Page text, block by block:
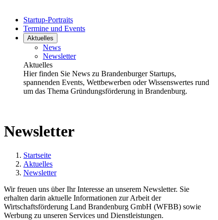
Startup-Portraits
Termine und Events
Aktuelles
News
Newsletter
Aktuelles
Hier finden Sie News zu Brandenburger Startups,
spannenden Events, Wettbewerben oder Wissenswertes rund
um das Thema Gründungsförderung in Brandenburg.
Newsletter
Startseite
Aktuelles
Newsletter
Wir freuen uns über Ihr Interesse an unserem Newsletter. Sie
erhalten darin aktuelle Informationen zur Arbeit der
Wirtschaftsförderung Land Brandenburg GmbH (WFBB) sowie
Werbung zu unseren Services und Dienstleistungen.